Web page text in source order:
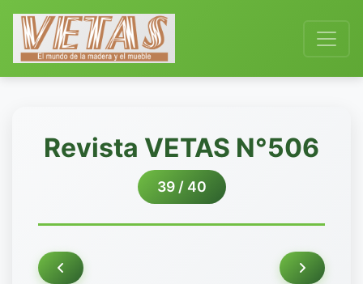
Revista VETAS N°506
39 / 40